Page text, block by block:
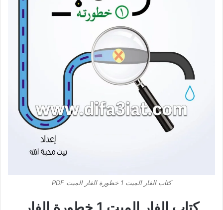
كتاب الفار الميت 1 خطورة الفار الميت PDF